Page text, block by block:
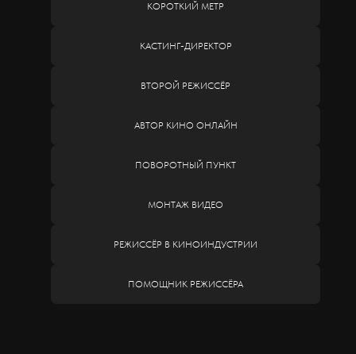
КОРОТКИЙ МЕТР
КАСТИНГ-ДИРЕКТОР
ВТОРОЙ РЕЖИССЁР
АВТОР КИНО ОНЛАЙН
ПОВОРОТНЫЙ ПУНКТ
МОНТАЖ ВИДЕО
РЕЖИССЁР В КИНОИНДУСТРИИ
ПОМОЩНИК РЕЖИССЁРА